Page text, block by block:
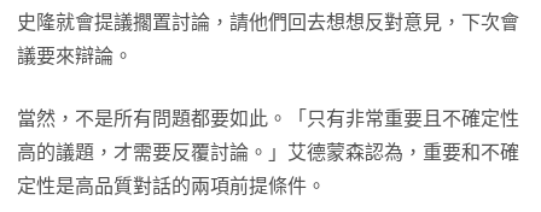
史隆就會提議擱置討論，請他們回去想想反對意見，下次會
議要來辯論。
當然，不是所有問題都要如此。「只有非常重要且不確定性
高的議題，才需要反覆討論。」艾德蒙森認為，重要和不確
定性是高品質對話的兩項前提條件。